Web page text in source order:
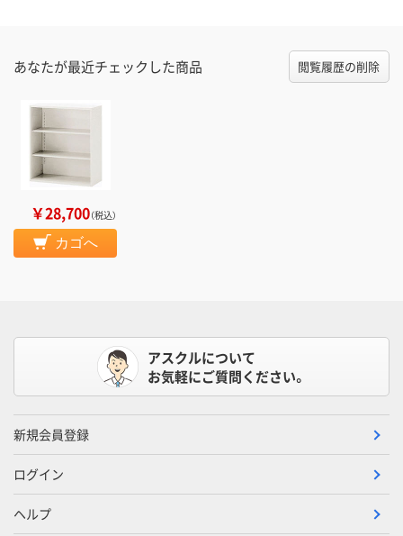
あなたが最近チェックした商品 閲覧履歴の削除
￥28,700（税込）
カゴへ
アスクルについて
お気軽にご質問ください。
新規会員登録
ログイン
ヘルプ